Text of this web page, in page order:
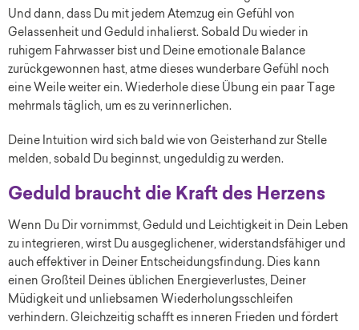
Und dann, dass Du mit jedem Atemzug ein Gefühl von
Gelassenheit und Geduld inhalierst. Sobald Du wieder in
ruhigem Fahrwasser bist und Deine emotionale Balance
zurückgewonnen hast, atme dieses wunderbare Gefühl noch
eine Weile weiter ein. Wiederhole diese Übung ein paar Tage
mehrmals täglich, um es zu verinnerlichen.
Deine Intuition wird sich bald wie von Geisterhand zur Stelle
melden, sobald Du beginnst, ungeduldig zu werden.
Geduld braucht die Kraft des Herzens
Wenn Du Dir vornimmst, Geduld und Leichtigkeit in Dein Leben
zu integrieren, wirst Du ausgeglichener, widerstandsfähiger und
auch effektiver in Deiner Entscheidungsfindung. Dies kann
einen Großteil Deines üblichen Energieverlustes, Deiner
Müdigkeit und unliebsamen Wiederholungsschleifen
verhindern. Gleichzeitig schafft es inneren Frieden und fördert